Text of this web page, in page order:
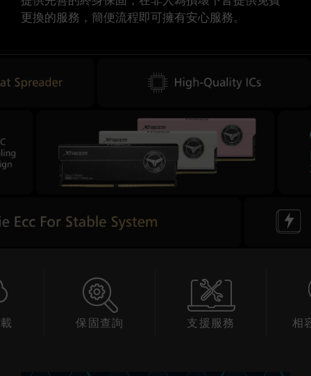
更換的服務，簡便流程即可擁有安心服務。
保固查詢 支援服務 相